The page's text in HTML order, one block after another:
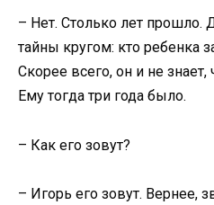
– Нет. Столько лет прошло.
тайны кругом: кто ребенка
Скорее всего, он и не знает,
Ему тогда три года было.
– Как его зовут?
– Игорь его зовут. Вернее,